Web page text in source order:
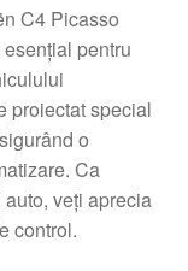
C4 Picasso
pentru
proiectat special
o
Ca
veți aprecia
control.